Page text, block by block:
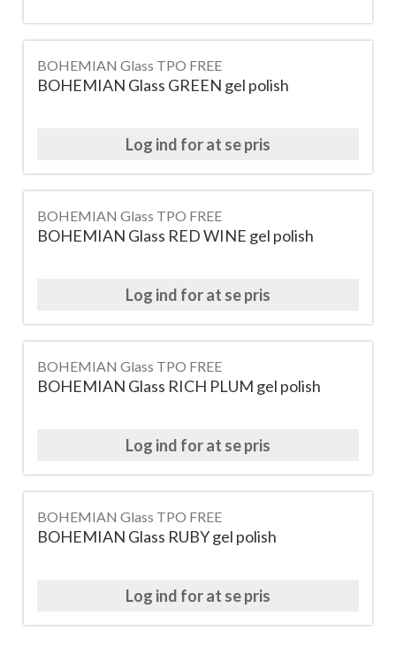
BOHEMIAN Glass TPO FREE
BOHEMIAN Glass GREEN gel polish
Log ind for at se pris
BOHEMIAN Glass TPO FREE
BOHEMIAN Glass RED WINE gel polish
Log ind for at se pris
BOHEMIAN Glass TPO FREE
BOHEMIAN Glass RICH PLUM gel polish
Log ind for at se pris
BOHEMIAN Glass TPO FREE
BOHEMIAN Glass RUBY gel polish
Log ind for at se pris